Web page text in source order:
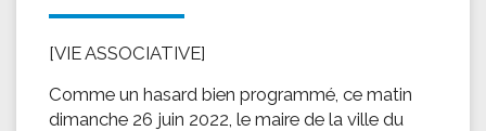
[VIE ASSOCIATIVE]
Comme un hasard bien programmé, ce matin
dimanche 26 juin 2022, le maire de la ville du